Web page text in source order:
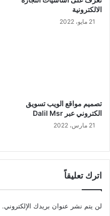
الالكترونية
21 مايو، 2022
تصميم مواقع الويب تسويق
الكتروني عبر Dalil Msr
21 مارس، 2022
اترك تعليقاً
لن يتم نشر عنوان بريدك الإلكتروني.